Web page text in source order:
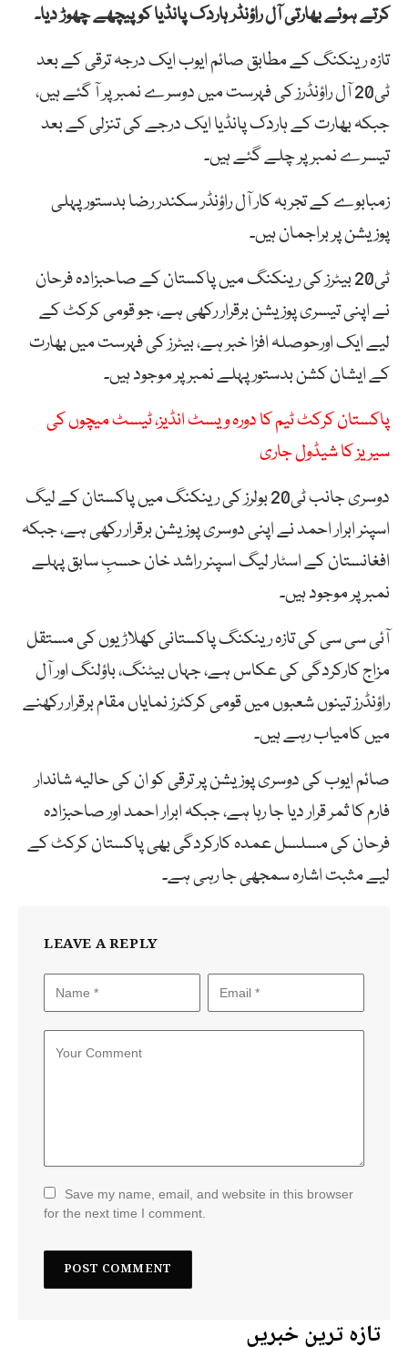
کرتے ہوئے بھارتی آل راؤنڈر ہاردک پانڈیا کو پیچھے چھوڑ دیا۔
تازہ رینکنگ کے مطابق صائم ایوب ایک درجہ ترقی کے بعد
ٹی20 آل راؤنڈرز کی فہرست میں دوسرے نمبر پر آ گئے ہیں،
جبکہ بھارت کے ہاردک پانڈیا ایک درجے کی تنزلی کے بعد
تیسرے نمبر پر چلے گئے ہیں۔
زمبابوے کے تجربہ کار آل راؤنڈر سکندر رضا بدستور پہلی
پوزیشن پر براجمان ہیں۔
ٹی20 بیٹرز کی رینکنگ میں پاکستان کے صاحبزادہ فرحان
نے اپنی تیسری پوزیشن برقرار رکھی ہے، جو قومی کرکٹ کے
لیے ایک اورحوصلہ افزا خبر ہے، بیٹرز کی فہرست میں بھارت
کے ایشان کشن بدستور پہلے نمبر پر موجود ہیں۔
پاکستان کرکٹ ٹیم کا دورہ ویسٹ انڈیز، ٹیسٹ میچوں کی
سیریز کا شیڈول جاری
دوسری جانب ٹی20 بولرز کی رینکنگ میں پاکستان کے لیگ
اسپنر ابرار احمد نے اپنی دوسری پوزیشن برقرار رکھی ہے، جبکہ
افغانستان کے اسٹار لیگ اسپنر راشد خان حسبِ سابق پہلے
نمبر پر موجود ہیں۔
آئی سی سی کی تازہ رینکنگ پاکستانی کھلاڑیوں کی مستقل
مزاج کارکردگی کی عکاس ہے، جہاں بیٹنگ، باؤلنگ اور آل
راؤنڈرز تینوں شعبوں میں قومی کرکٹرز نمایاں مقام برقرار رکھنے
میں کامیاب رہے ہیں۔
صائم ایوب کی دوسری پوزیشن پر ترقی کو ان کی حالیہ شاندار
فارم کا ثمر قرار دیا جا رہا ہے، جبکہ ابرار احمد اور صاحبزادہ
فرحان کی مسلسل عمدہ کارکردگی بھی پاکستان کرکٹ کے
لیے مثبت اشارہ سمجھی جا رہی ہے۔
LEAVE A REPLY
Save my name, email, and website in this browser
for the next time I comment.
تازہ ترین خبریں